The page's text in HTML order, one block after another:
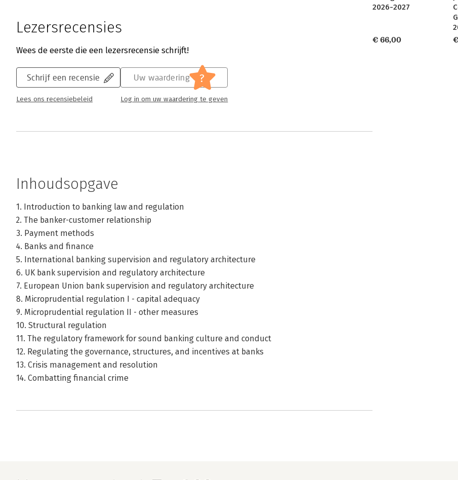
Lezersrecensies
Wees de eerste die een lezersrecensie schrijft!
Schrijf een recensie
Lees ons recensiebeleid
Uw waardering ?
Log in om uw waardering te geven
Inhoudsopgave
1. Introduction to banking law and regulation
2. The banker-customer relationship
3. Payment methods
4. Banks and finance
5. International banking supervision and regulatory architecture
6. UK bank supervision and regulatory architecture
7. European Union bank supervision and regulatory architecture
8. Microprudential regulation I - capital adequacy
9. Microprudential regulation II - other measures
10. Structural regulation
11. The regulatory framework for sound banking culture and conduct
12. Regulating the governance, structures, and incentives at banks
13. Crisis management and resolution
14. Combatting financial crime
2026-2027
€ 66,00